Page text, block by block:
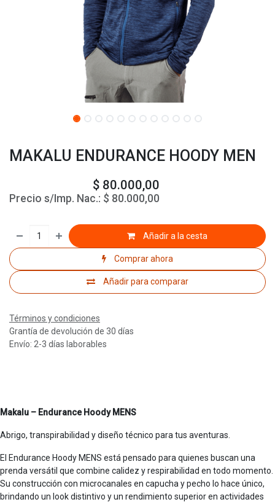
MAKALU ENDURANCE HOODY MEN
$ 80.000,00
Precio s/Imp. Nac.: $ 80.000,00
Añadir a la cesta
Comprar ahora
Añadir para comparar
Términos y condiciones
Grantía de devolución de 30 días
Envío: 2-3 días laborables
Makalu – Endurance Hoody MENS
Abrigo, transpirabilidad y diseño técnico para tus aventuras.
El Endurance Hoody MENS está pensado para quienes buscan una
prenda versátil que combine calidez y respirabilidad en todo momento.
Su construcción con microcanales en capucha y pecho lo hace único,
brindando un look distintivo y un rendimiento superior en actividades